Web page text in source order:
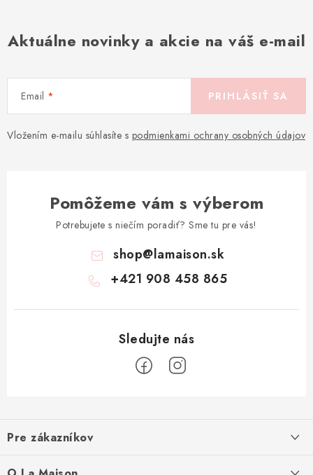
Aktuálne novinky a akcie na váš e-mail
Email
Vložením e-mailu súhlasíte s podmienkami ochrany osobných údajov
PRIHLÁSIŤ SA
Pomôžeme vám s výberom
Potrebujete s niečím poradiť? Sme tu pre vás!
shop@lamaison.sk
+421 908 458 865
p
ä
Pre zákazníkov